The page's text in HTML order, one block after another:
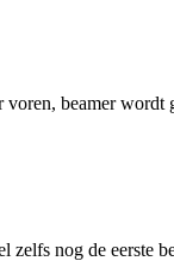
beamer
zelfs nog de